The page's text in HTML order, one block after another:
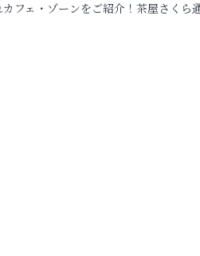
フェ・ゾーンをご紹介！茶屋さくら